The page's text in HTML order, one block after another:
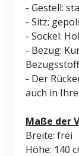
- Gestell:
- Sitz:
- Sockel:
- Bezug:
- Der
auch in
Maße der
Breite: frei
Höhe: 140